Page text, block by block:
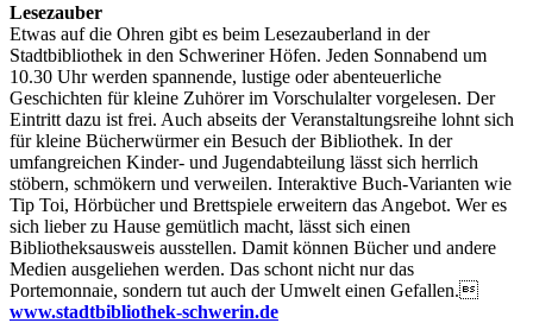
Lesezauber
Etwas auf die Ohren gibt es beim Lesezauberland in der
Stadtbibliothek in den Schweriner Höfen. Jeden Sonnabend um
10.30 Uhr werden spannende, lustige oder abenteuerliche
Geschichten für kleine Zuhörer im Vorschulalter vorgelesen. Der
Eintritt dazu ist frei. Auch abseits der Veranstaltungsreihe lohnt sich
für kleine Bücherwürmer ein Besuch der Bibliothek. In der
umfangreichen Kinder- und Jugendabteilung lässt sich herrlich
stöbern, schmökern und verweilen. Interaktive Buch-Varianten wie
Tip Toi, Hörbücher und Brettspiele erweitern das Angebot. Wer es
sich lieber zu Hause gemütlich macht, lässt sich einen
Bibliotheksausweis ausstellen. Damit können Bücher und andere
Medien ausgeliehen werden. Das schont nicht nur das
Portemonnaie, sondern tut auch der Umwelt einen Gefallen.
www.stadtbibliothek-schwerin.de